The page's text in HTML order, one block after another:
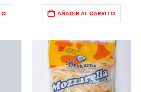
AÑADIR AL CARRITO